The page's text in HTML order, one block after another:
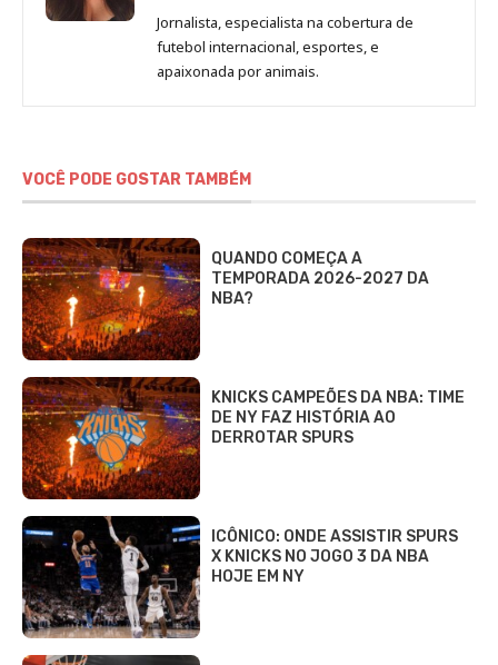
de
Beatriz
Fabbri
Jornalista, especialista na cobertura de
futebol internacional, esportes, e
apaixonada por animais.
VOCÊ PODE GOSTAR TAMBÉM
QUANDO COMEÇA A
TEMPORADA 2026-2027 DA
NBA?
KNICKS CAMPEÕES DA NBA: TIME
DE NY FAZ HISTÓRIA AO
DERROTAR SPURS
ICÔNICO: ONDE ASSISTIR SPURS
X KNICKS NO JOGO 3 DA NBA
HOJE EM NY